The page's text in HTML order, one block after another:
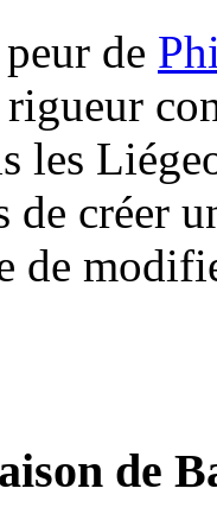
de
les
de créer
de
de